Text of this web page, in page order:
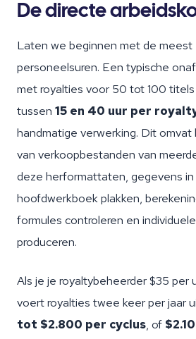
De directe
Laten we beginnen met de meest
personeelsuren. Een typische
met royalties voor 50 tot 100
tussen 15 en 40 uur per
handmatige verwerking. Dit
van verkoopbestanden van
deze herformattaten, gegevens
hoofdwerkboek plakken,
formules controleren en
produceren.
Als je je royaltybeheerder $35 per
voert royalties twee keer per jaar
tot $2.800 per cyclus, of